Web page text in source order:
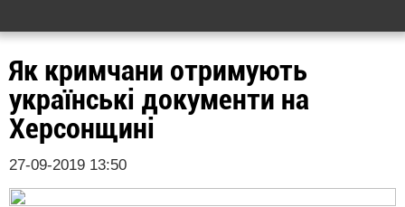
Як кримчани отримують
українські документи на
Херсонщині
27-09-2019 13:50